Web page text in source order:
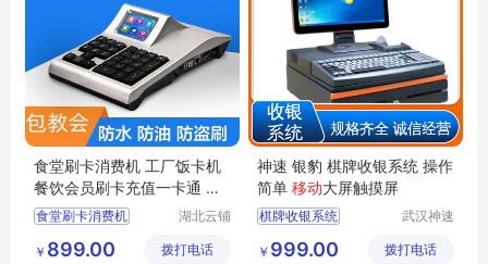
食堂刷卡消费机 工厂饭卡机
餐饮会员刷卡充值一卡通 云
上铺
食堂刷卡消费机
餐饮会员刷卡充值一卡通
湖北云铺
有限公司
￥ 899.00 拨打电话
神速 银豹 棋牌收银系统 操作
简单 移动大屏触摸屏
棋牌收银系统
生鲜店收银系统
武汉神速
公司
￥ 999.00 拨打电话